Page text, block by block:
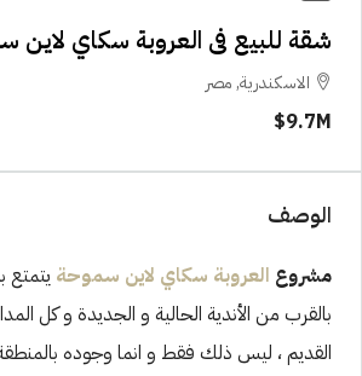
شقة للبيع فى العروبة سكاي لاين
الاسكندرية, مصر
9.7M$
الوصف
مشروع العروبة سكاي لاين سموحة
بالقرب من الأندية الحالية و الجديدة و كل
القديم ، ليس ذلك فقط و انما وجوده بالمنطقة